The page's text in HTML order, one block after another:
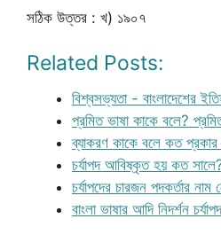
সঠিক উত্তর : খ) ১৯০৭
Related Posts:
বিশ্বসভ্যতা - বাংলাদেশের
প্রমিত ভাষা কাকে বলে?
ব্যাকরণ কাকে বলে কত
চর্যাপদ আবিষ্কৃত হয় কত
চর্যাপদের চারজন পদকর্তার নাম
বাংলা ভাষার আদি নিদর্শন